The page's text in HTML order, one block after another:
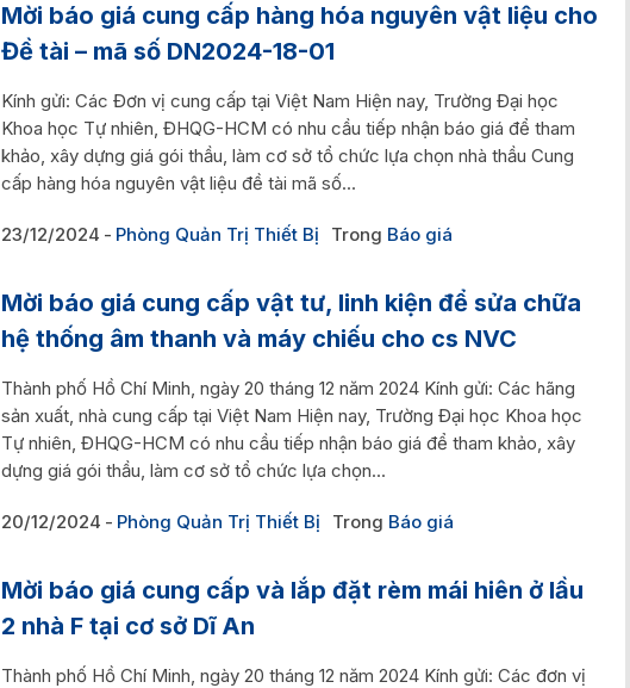
Mời báo giá cung cấp hàng hóa nguyên vật liệu cho
Đề tài – mã số DN2024-18-01
Kính gửi: Các Đơn vị cung cấp tại Việt Nam Hiện nay, Trường Đại học
Khoa học Tự nhiên, ĐHQG-HCM có nhu cầu tiếp nhận báo giá để tham
khảo, xây dựng giá gói thầu, làm cơ sở tổ chức lựa chọn nhà thầu Cung
cấp hàng hóa nguyên vật liệu đề tài mã số...
23/12/2024 Phòng Quản Trị Thiết Bị Trong Báo giá
Mời báo giá cung cấp vật tư, linh kiện để sửa chữa
hệ thống âm thanh và máy chiếu cho cs NVC
Thành phố Hồ Chí Minh, ngày 20 tháng 12 năm 2024 Kính gửi: Các hãng
sản xuất, nhà cung cấp tại Việt Nam Hiện nay, Trường Đại học Khoa học
Tự nhiên, ĐHQG-HCM có nhu cầu tiếp nhận báo giá để tham khảo, xây
dựng giá gói thầu, làm cơ sở tổ chức lựa chọn...
20/12/2024 Phòng Quản Trị Thiết Bị Trong Báo giá
Mời báo giá cung cấp và lắp đặt rèm mái hiên ở lầu
2 nhà F tại cơ sở Dĩ An
Thành phố Hồ Chí Minh, ngày 20 tháng 12 năm 2024 Kính gửi: Các đơn vị